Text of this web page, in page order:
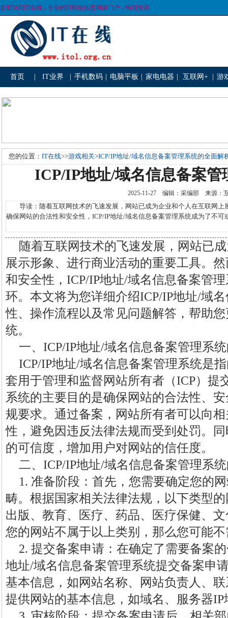
欢迎访问IT在线 - 专业的IT科技信息网络门户 - 惟翔资讯
首页 IT业界 手机数码 电脑平板 家电电器 互联网+ 游
您的位置： IT在线>>游戏相关>ICP/IP地址/域名信息备案管理系统的全面解
ICP/IP地址/域名信息备案管
2025-11-27 编辑：采编部 来源
导读：随着互联网技术的飞速发展，网站已成为企业和个人在互联网上
确保网站的合法性和安全性，ICP/IP地址/域名信息备案管理系统成为了不可
随着互联网技术的飞速发展，网站已
展示形象、进行商业活动的重要工具。
和安全性，ICP/IP地址/域名信息备案管
环。本文将为您详细介绍ICP/IP地址/域
性、操作流程以及常见问题解答，帮助
统。
一、ICP/IP地址/域名信息备案管理系
ICP/IP地址/域名信息备案管理系统是
套用于管理和监督网站所有者（ICP）提
系统的主要目的是确保网站的合法性、
规要求。通过备案，网站所有者可以向
性，避免因违反法律法规而受到处罚。
的可信度，增加用户对网站的信任度。
二、ICP/IP地址/域名信息备案管理系
1. 准备阶段：首先，您需要确定您的
畴。根据国家相关法律法规，以下类型
出版、教育、医疗、药品、医疗保健、
您的网站不属于以上类别，那么您可能
2. 提交备案申请：在确定了需要备案
地址/域名信息备案管理系统提交备案申
基本信息，如网站名称、网站负责人、
提供网站的基本信息，如域名、服务器IP